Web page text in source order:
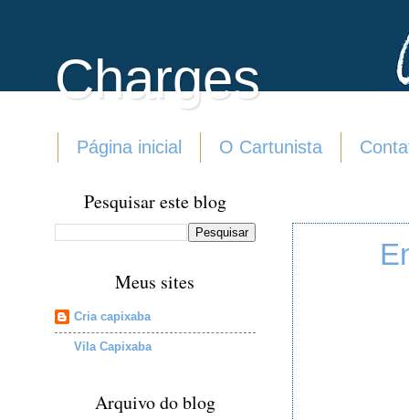
Charges
Página inicial O Cartunista
Pesquisar este blog
Meus sites
Cria capixaba
Vila Capixaba
Arquivo do blog